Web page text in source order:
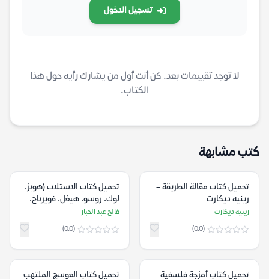
تسجيل الدخول
لا توجد تقييمات بعد. كن أنت أول من يشارك رأيه حول هذا
الكتاب.
كتب مشابهة
تحميل كتاب مقالة الطريقة –
رينيه ديكارت
رينيه ديكارت
(0.0)
تحميل كتاب الاستلاب (هوبز.
لوك. روسو. هيغل. فويرباخ.
ماركس) – فالح عبد الجبار
فالح عبد الجبار
(0.0)
تحميل كتاب أمزجة فلسفية
تحميل كتاب العوسج الملتهب